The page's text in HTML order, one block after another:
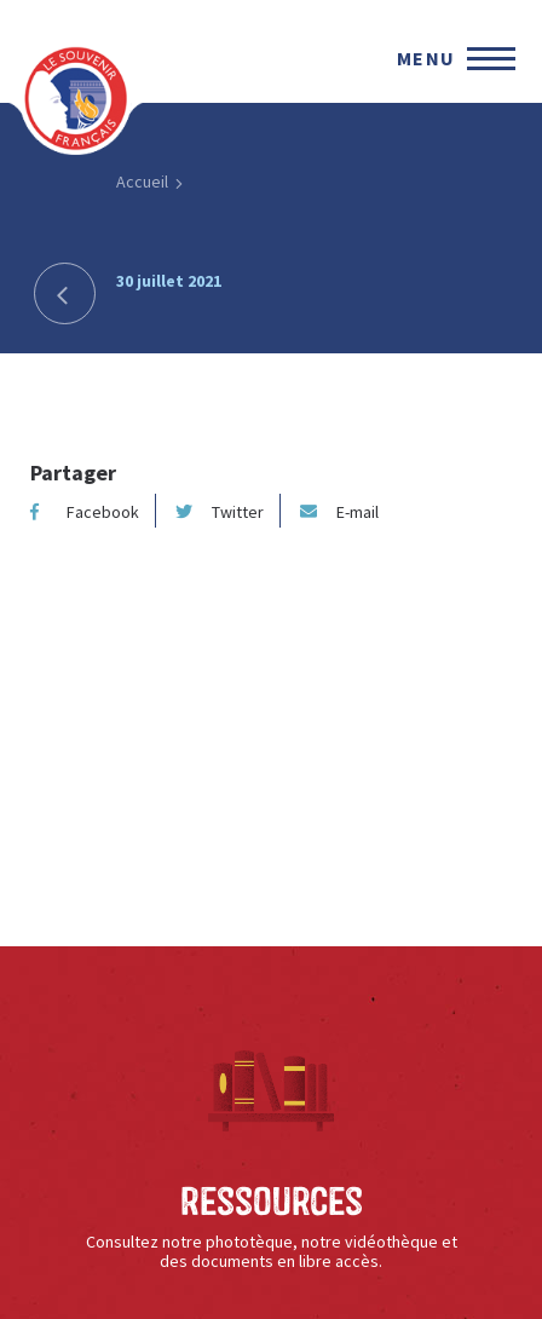
MENU
Accueil
30 juillet 2021
Partager
Facebook Twitter E-mail
Ressources
Consultez notre phototèque, notre vidéothèque et
des documents en libre accès.